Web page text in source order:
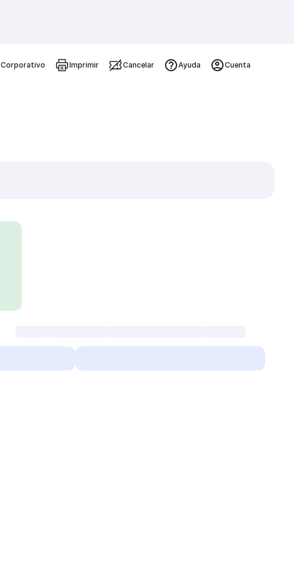
Corporativo Imprimir Cancelar Ayuda Cuenta